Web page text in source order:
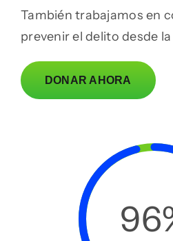
También trabajamos en
prevenir el delito desde
DONAR AHORA